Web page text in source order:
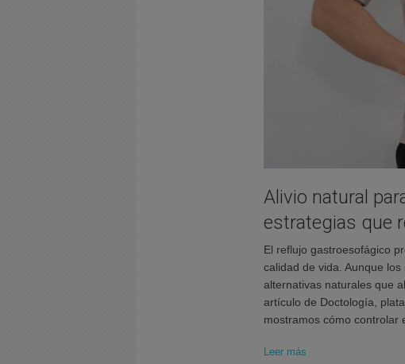
Alivio natural
estrategias que
El reflujo gastroesofágico
calidad de vida. Aunque
alternativas naturales que
artículo de Doctología,
mostramos cómo controlar
Leer más